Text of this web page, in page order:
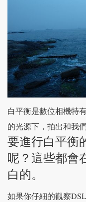
白平衡是數位相機特
的光源下，拍出和我
要進行白平衡
呢？這些都會
白的。
如果你仔細的觀察